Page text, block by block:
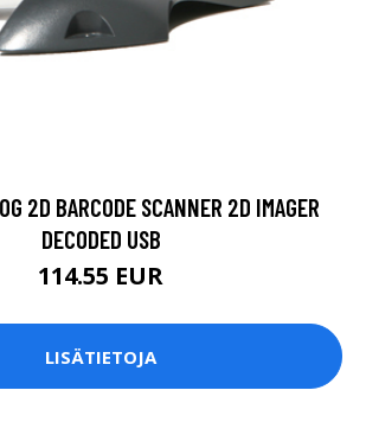
2D BARCODE SCANNER 2D IMAGER
DECODED USB
114.55 EUR
LISÄTIETOJA